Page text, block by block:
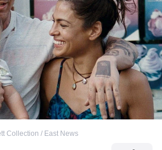
Collection / East News